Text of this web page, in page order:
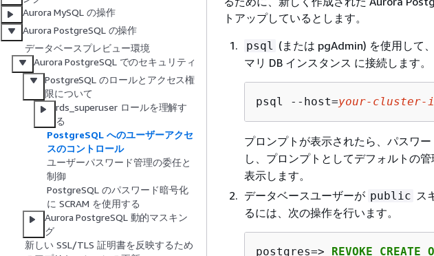
Aurora MySQL の操作
Aurora PostgreSQL の操作
データベースプレビュー環境
Aurora PostgreSQL でのセキュリティ
PostgreSQL のロールとアクセス権
限について
rds_superuser ロールを理解す
る
PostgreSQL へのユーザーアクセ
スのコントロール
ユーザーパスワード管理の委任と
制御
PostgreSQL のパスワード暗号化
に SCRAM を使用する
Aurora PostgreSQL 動的マスキン
グ
新しい SSL/TLS 証明書を反映するため
トアップしているとします。
psql (または pgAdmin) を使用して、
マリ DB インスタンス に接続します。
psql --host=your-cluster-
プロンプトが表示されたら、パスワー
し、プロンプトとしてデフォルトの
表示します。
データベースユーザーが public ス
るには、次の操作を行います。
postgres=> REVOKE